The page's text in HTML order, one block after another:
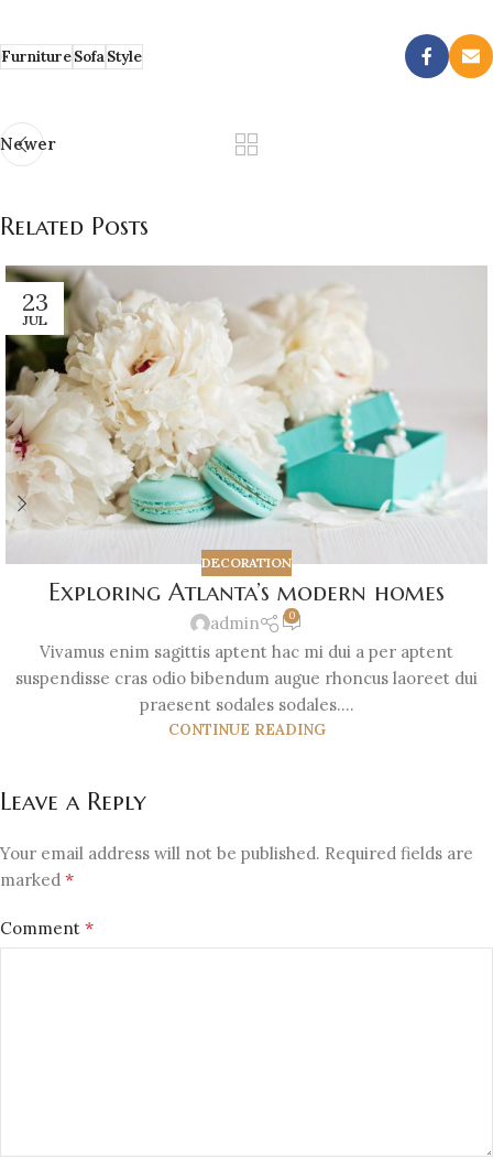
FurnitureSofaStyle
Newer
Related Posts
23
JUL
DECORATION
Exploring Atlanta’s modern homes
admin 0
Vivamus enim sagittis aptent hac mi dui a per aptent
suspendisse cras odio bibendum augue rhoncus laoreet dui
praesent sodales sodales....
CONTINUE READING
Leave a Reply
Your email address will not be published. Required fields are
marked *
Comment *